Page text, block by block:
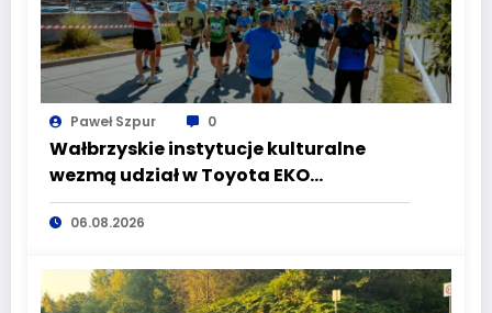
Paweł Szpur 0
Wałbrzyskie instytucje kulturalne
wezmą udział w Toyota EKO
Półmaraton Wałbrzych
06.08.2026